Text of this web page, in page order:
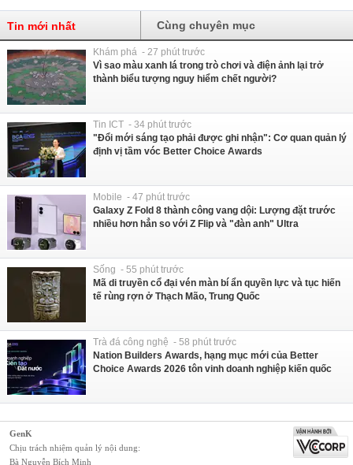
Tin mới nhất Cùng chuyên mục
Khám phá - 27 phút trước
Vì sao màu xanh lá trong trò chơi và điện ảnh lại trở
thành biểu tượng nguy hiểm chết người?
Tin ICT - 34 phút trước
"Đổi mới sáng tạo phải được ghi nhận": Cơ quan quản lý
định vị tầm vóc Better Choice Awards
Mobile - 47 phút trước
Galaxy Z Fold 8 thành công vang dội: Lượng đặt trước
nhiều hơn hẳn so với Z Flip và "đàn anh" Ultra
Sống - 55 phút trước
Mã di truyền cổ đại vén màn bí ẩn quyền lực và tục hiến
tế rùng rợn ở Thạch Mão, Trung Quốc
Trà đá công nghệ - 58 phút trước
Nation Builders Awards, hạng mục mới của Better
Choice Awards 2026 tôn vinh doanh nghiệp kiến quốc
GenK
Chịu trách nhiệm quản lý nội dung:
Bà Nguyễn Bích Minh